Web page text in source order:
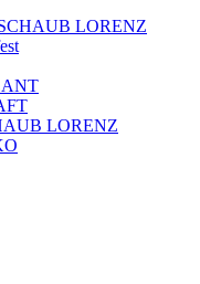
LORENZ
LORENZ